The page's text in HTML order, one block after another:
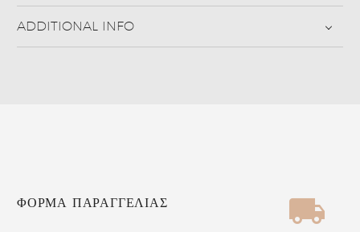
ADDITIONAL INFO


ΦΟΡΜΑ ΠΑΡΑΓΓΕΛΙΑΣ